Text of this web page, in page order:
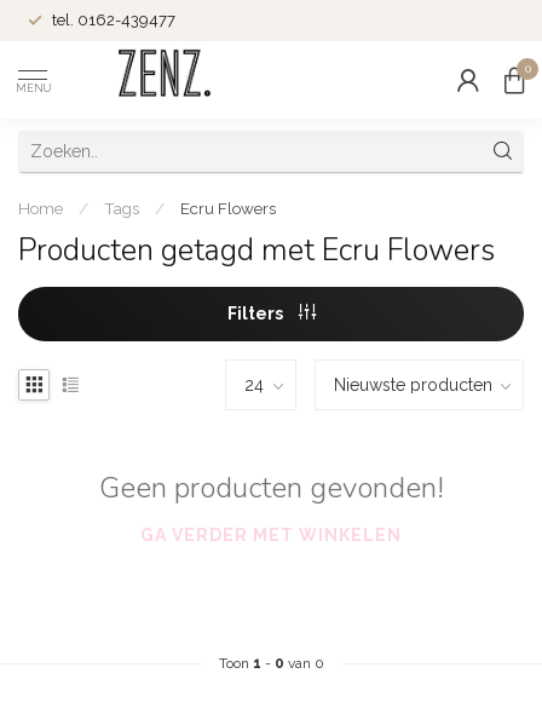
tel. 0162-439477
MENU
0
Home / Tags / Ecru Flowers
Producten getagd met Ecru Flowers
Filters
Geen producten gevonden!
GA VERDER MET WINKELEN
Toon 1 - 0 van 0